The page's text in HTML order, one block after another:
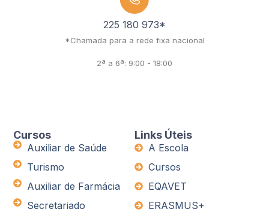
Links Úteis
A Escola
Cursos
EQAVET
ERASMUS+
Cursos
Auxiliar de Saúde
Turismo
Auxiliar de Farmácia
Secretariado
225 180 973*
*Chamada para a rede fixa nacional
2ª a 6ª: 9:00 - 18:00